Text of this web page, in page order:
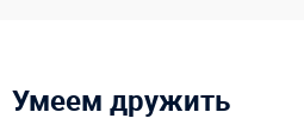
Умеем дружить